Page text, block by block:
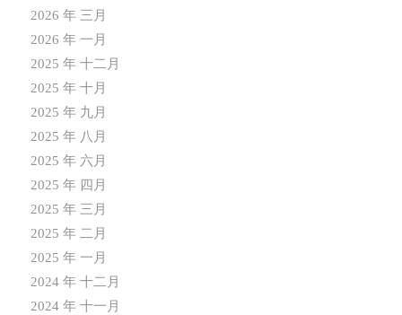
2026 年 三月
2026 年 一月
2025 年 十二月
2025 年 十月
2025 年 九月
2025 年 八月
2025 年 六月
2025 年 四月
2025 年 三月
2025 年 二月
2025 年 一月
2024 年 十二月
2024 年 十一月